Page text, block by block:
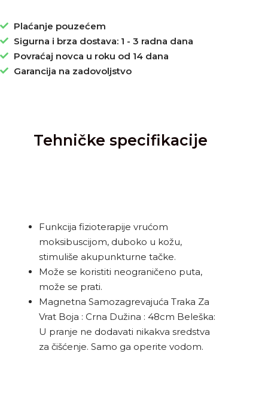
Plaćanje pouzećem
Sigurna i brza dostava: 1 - 3 radna dana
Povraćaj novca u roku od 14 dana
Garancija na zadovoljstvo
Tehničke specifikacije
Funkcija fizioterapije vrućom
moksibuscijom, duboko u kožu,
stimuliše akupunkturne tačke.
Može se koristiti neograničeno puta,
može se prati.
Magnetna Samozagrevajuća Traka Za
Vrat Boja : Crna Dužina : 48cm Beleška:
U pranje ne dodavati nikakva sredstva
za čišćenje. Samo ga operite vodom.